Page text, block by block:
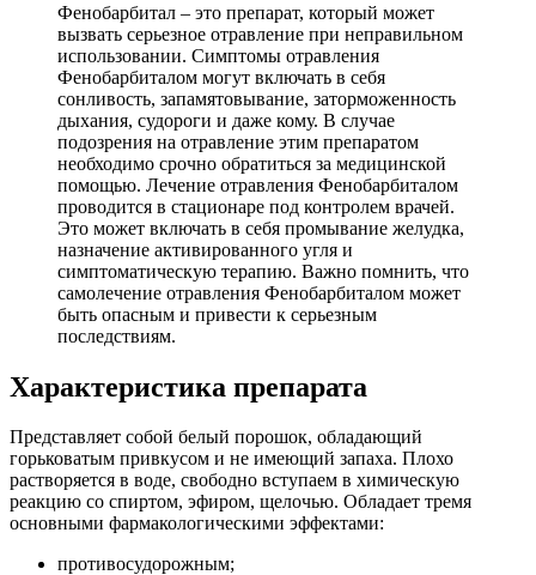
Фенобарбитал – это препарат, который может
вызвать серьезное отравление при неправильном
использовании. Симптомы отравления
Фенобарбиталом могут включать в себя
сонливость, запамятовывание, заторможенность
дыхания, судороги и даже кому. В случае
подозрения на отравление этим препаратом
необходимо срочно обратиться за медицинской
помощью. Лечение отравления Фенобарбиталом
проводится в стационаре под контролем врачей.
Это может включать в себя промывание желудка,
назначение активированного угля и
симптоматическую терапию. Важно помнить, что
самолечение отравления Фенобарбиталом может
быть опасным и привести к серьезным
последствиям.
Характеристика препарата
Представляет собой белый порошок, обладающий
горьковатым привкусом и не имеющий запаха. Плохо
растворяется в воде, свободно вступаем в химическую
реакцию со спиртом, эфиром, щелочью. Обладает тремя
основными фармакологическими эффектами:
противосудорожным;